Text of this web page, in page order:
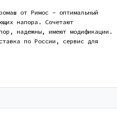
от Римос – оптимальный
напора. Сочетают
надежны, имеют модификации.
по России, сервис для